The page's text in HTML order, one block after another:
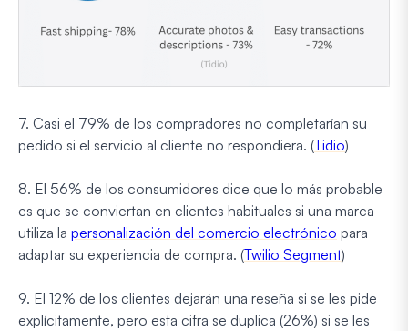
7. Casi el 79% de los compradores no completarían su
pedido si el servicio al cliente no respondiera. (Tidio)
8. El 56% de los consumidores dice que lo más probable
es que se conviertan en clientes habituales si una marca
utiliza la personalización del comercio electrónico para
adaptar su experiencia de compra. (Twilio Segment)
9. El 12% de los clientes dejarán una reseña si se les pide
explícitamente, pero esta cifra se duplica (26%) si se les